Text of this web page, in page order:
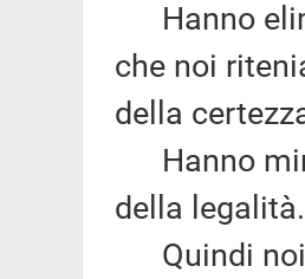
Hanno
che noi
della
Hanno
della legalità.
Quindi noi